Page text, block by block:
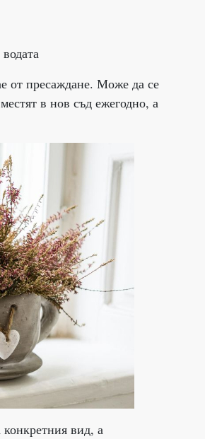
от пресаждане. Може да се
в нов съд ежегодно, а
вид, а